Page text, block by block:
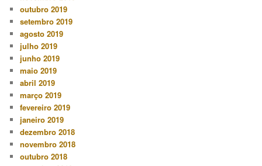
outubro 2019
setembro 2019
agosto 2019
julho 2019
junho 2019
maio 2019
abril 2019
março 2019
fevereiro 2019
janeiro 2019
dezembro 2018
novembro 2018
outubro 2018